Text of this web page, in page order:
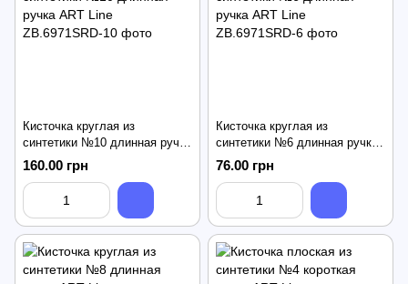
Кисточка круглая из
синтетики №10 длинная ручка
ART Line
160.00 грн
Кисточка круглая из
синтетики №6 длинная ручка
ART Line
76.00 грн